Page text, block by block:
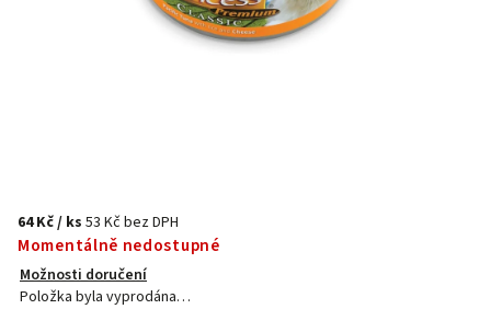
64 Kč/ ks 53 Kč bez DPH
Momentálně nedostupné
Možnosti doručení
Položka byla vyprodána…